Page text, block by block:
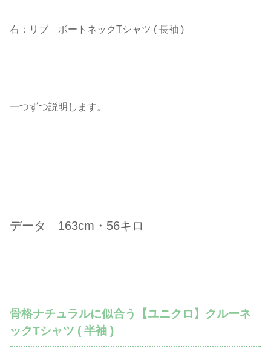
右：リブ ボートネックTシャツ ( 長袖 )
一つずつ説明します。
データ 163cm・56キロ
骨格ナチュラルに似合う【ユニクロ】クルーネ
ックTシャツ ( 半袖 )